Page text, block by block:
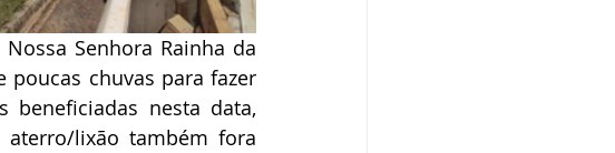
Senhora Rainha da
poucas chuvas para fazer
nesta data,
lixão também fora